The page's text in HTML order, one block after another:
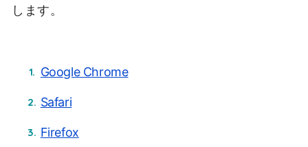
します。
Google Chrome
Safari
Firefox